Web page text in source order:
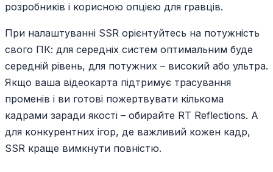
розробників і корисною опцією для гравців.
При налаштуванні SSR орієнтуйтесь на потужність
свого ПК: для середніх систем оптимальним буде
середній рівень, для потужних – високий або ультра.
Якщо ваша відеокарта підтримує трасування
променів і ви готові пожертвувати кількома
кадрами заради якості – обирайте RT Reflections. А
для конкурентних ігор, де важливий кожен кадр,
SSR краще вимкнути повністю.